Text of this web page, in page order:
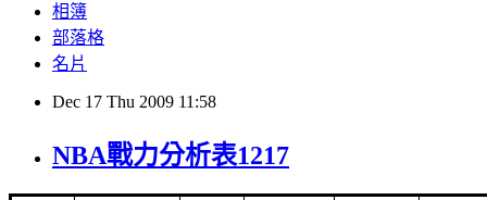
相簿
部落格
名片
Dec 17 Thu 2009 11:58
NBA戰力分析表1217